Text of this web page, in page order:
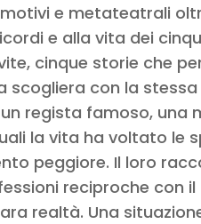
e metateatrali
e alla vita dei
cinque storie che
scogliera con la stessa
regista famoso, una
la vita ha voltato le
peggiore. Il loro
reciproche con
realtà. Una